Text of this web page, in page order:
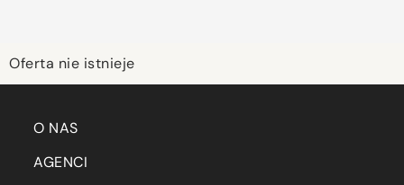
Oferta nie istnieje
O NAS
AGENCI